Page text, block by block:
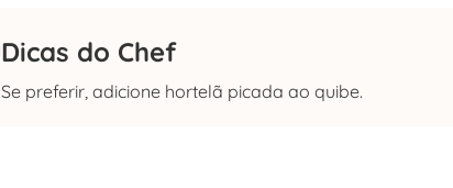
Dicas do Chef
Se preferir, adicione hortelã picada ao quibe.